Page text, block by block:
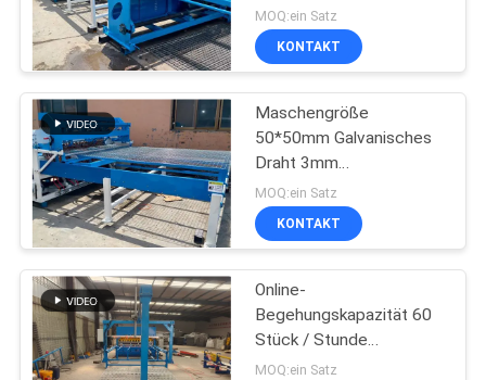
VERBINDUNG
FORDERN
SIE EIN
ZITAT
SITEMAP
PRIVACY
POLICY
Maschenplatten-
Schweißgerät
örtlich festgelegte
Knotenzaunmaschine
33
Zaunmaschine
MOQ:ein Satz
KONTAKT
Maschengröße
50*50mm Galvanisches
Draht 3mm
Zaunmaschen
Schweißmaschine
MOQ:ein Satz
KONTAKT
Online-
Begehungskapazität 60
Stück / Stunde
Maschengröße 50 *
MOQ:ein Satz